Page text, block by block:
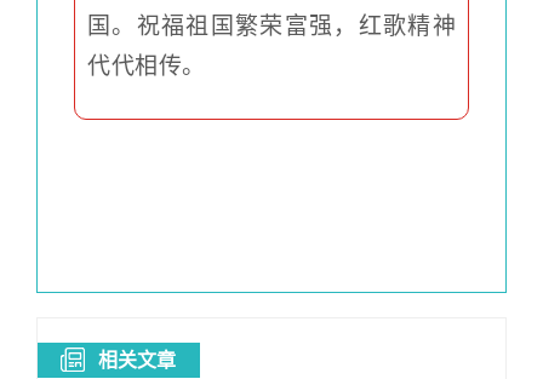
国。祝福祖国繁荣富强，红歌精神
代代相传。
相关文章